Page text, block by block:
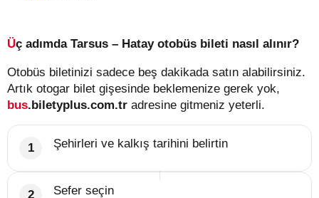
Üç adımda Tarsus – Hatay otobüs bileti nasıl alınır?
Otobüs biletinizi sadece beş dakikada satın alabilirsiniz.
Artık otogar bilet gişesinde beklemenize gerek yok,
bus.biletyplus.com.tr adresine gitmeniz yeterli.
Şehirleri ve kalkış tarihini belirtin
Sefer seçin